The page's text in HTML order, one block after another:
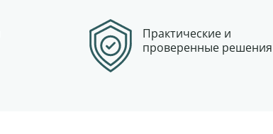
Практические и
проверенные решения